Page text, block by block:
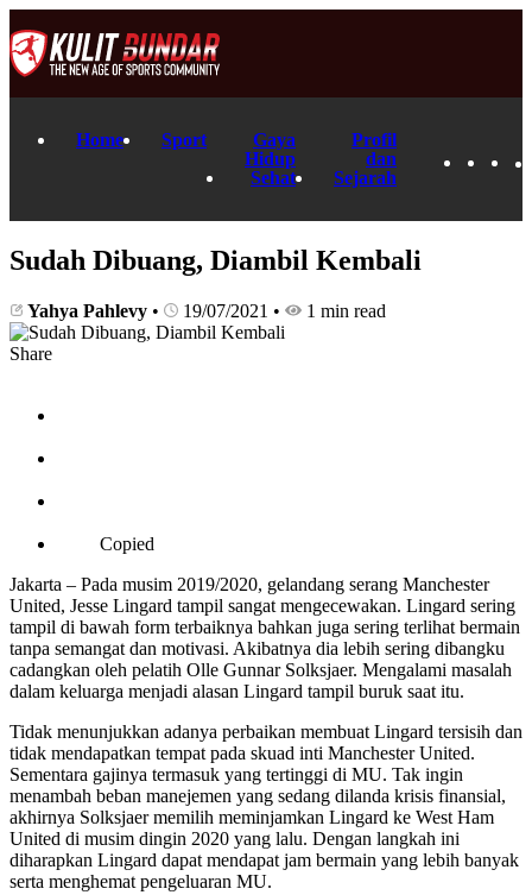
Home Sport
Gaya
Hidup
Sehat
Profil
dan
Sejarah
Sudah Dibuang, Diambil Kembali
Yahya Pahlevy • 19/07/2021 • 1 min read
Share
Copied
Jakarta – Pada musim 2019/2020, gelandang serang Manchester
United, Jesse Lingard tampil sangat mengecewakan. Lingard sering
tampil di bawah form terbaiknya bahkan juga sering terlihat bermain
tanpa semangat dan motivasi. Akibatnya dia lebih sering dibangku
cadangkan oleh pelatih Olle Gunnar Solksjaer. Mengalami masalah
dalam keluarga menjadi alasan Lingard tampil buruk saat itu.
Tidak menunjukkan adanya perbaikan membuat Lingard tersisih dan
tidak mendapatkan tempat pada skuad inti Manchester United.
Sementara gajinya termasuk yang tertinggi di MU. Tak ingin
menambah beban manejemen yang sedang dilanda krisis finansial,
akhirnya Solksjaer memilih meminjamkan Lingard ke West Ham
United di musim dingin 2020 yang lalu. Dengan langkah ini
diharapkan Lingard dapat mendapat jam bermain yang lebih banyak
serta menghemat pengeluaran MU.